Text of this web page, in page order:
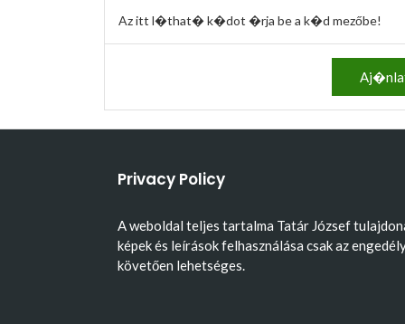
Az itt l�that� k�dot �rja be a k�d mezőbe!
Privacy Policy
A weboldal teljes tartalma Tatár József
képek és leírások felhasználása csak az
követően lehetséges.